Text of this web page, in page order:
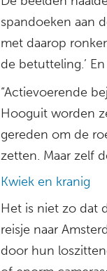
spandoeken aan
met daarop
de betutteling.’
“Actievoerende
Hooguit worden
gereden om de
zetten. Maar zelf
Kwiek en kranig
Het is niet zo dat
reisje naar
door hun